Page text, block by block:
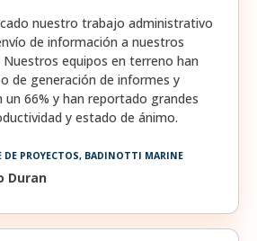
nuestro trabajo administrativo
de información a nuestros
equipos en terreno han
de generación de informes y
66% y han reportado grandes
y estado de ánimo.
DE PROYECTOS, BADINOTTI MARINE
Duran